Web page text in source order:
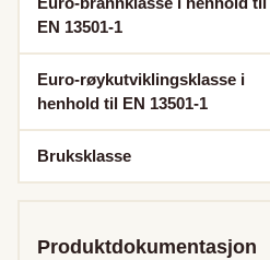
EN 13501-1
Euro-røykutviklingsklasse i
henhold til EN 13501-1
Bruksklasse
Produktdokumentasjon